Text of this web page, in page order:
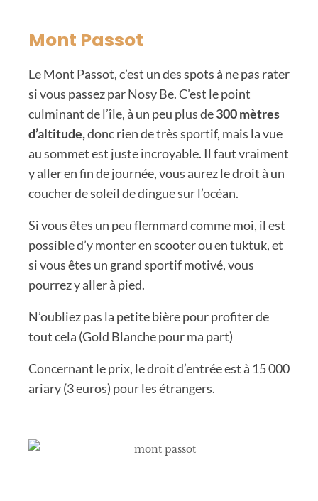
Mont Passot
Le Mont Passot, c’est un des spots à ne pas rater
si vous passez par Nosy Be. C’est le point
culminant de l’île, à un peu plus de300 mètres
d’altitude,donc rien de très sportif, mais la vue
au sommet est juste incroyable. Il faut vraiment
y aller en fin de journée, vous aurez le droit à un
coucher de soleil de dingue sur l’océan.
Si vous êtes un peu flemmard comme moi, il est
possible d’y monter en scooter ou en tuktuk, et
si vous êtes un grand sportif motivé, vous
pourrez y aller à pied.
N’oubliez pas la petite bière pour profiter de
tout cela (Gold Blanche pour ma part)
Concernant le prix, le droit d’entrée est à 15 000
ariary (3 euros) pour les étrangers.